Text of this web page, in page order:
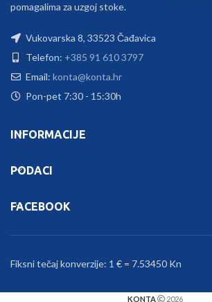
pomagalima za uzgoj stoke.
Vukovarska 8, 33523 Čađavica
Telefon: +385 91 610 3797
Email: konta@konta.hr
Pon-pet 7:30 - 15:30h
INFORMACIJE
PODACI
FACEBOOK
Fiksni tečaj konverzije: 1 € = 7.53450 Kn
KONTA 2026